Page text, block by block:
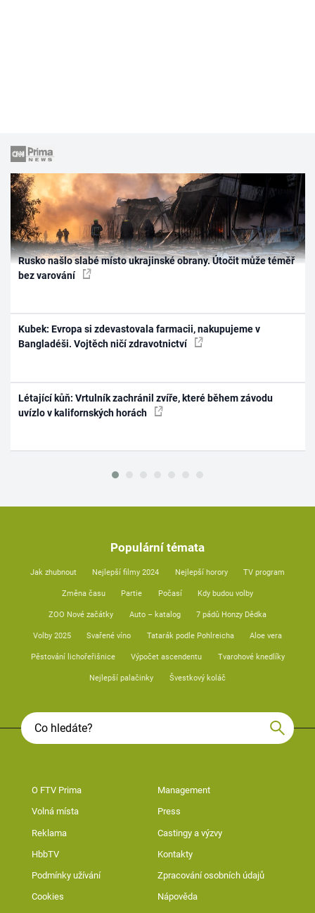
Rusko našlo slabé místo ukrajinské obrany. Útočit může téměř
bez varování
Kubek: Evropa si zdevastovala farmacii, nakupujeme v
Bangladéši. Vojtěch ničí zdravotnictví
Létající kůň: Vrtulník zachránil zvíře, které během závodu
uvízlo v kalifornských horách
Populární témata
Jak zhubnout Nejlepší filmy 2024 Nejlepší horory TV program
Změna času Partie Počasí Kdy budou volby
ZOO Nové začátky Auto – katalog 7 pádů Honzy Dědka
Volby 2025 Svařené víno Tatarák podle Pohlreicha Aloe vera
Pěstování lichořeřišnice Výpočet ascendentu Tvarohové knedlíky
Nejlepší palačinky Švestkový koláč
O FTV Prima Management
Volná místa Press
Reklama Castingy a výzvy
HbbTV Kontakty
Podmínky užívání Zpracování osobních údajů
Cookies Nápověda